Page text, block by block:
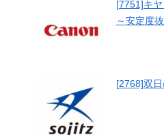
[7751]キ
～安定度
[2768]双